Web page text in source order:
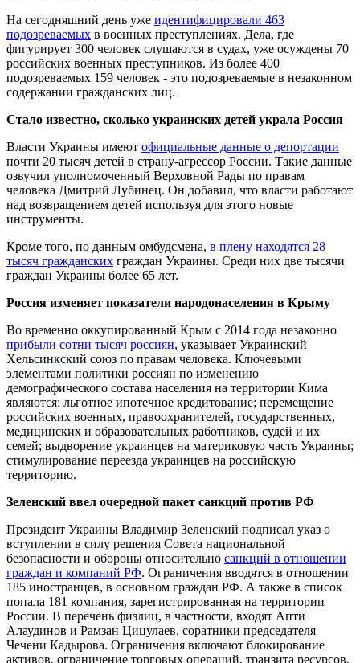
На сегодняшний день уже идентифицировали 463
подозреваемых в военных преступлениях. Дела, где
фигурирует 300 человек слушаются в судах, уже осуждены 70
российских военных преступников. Из более 400
подозреваемых 159 человек - это подозреваемые в незаконном
содержании гражданских лиц.
Стало известно, сколько украинских детей украла Россия
Власти Украины имеют официальные данные о депортации
почти 20 тысяч детей в страну-агрессор России. Такие данные
озвучил уполномоченный Верховной Рады по правам
человека Дмитрий Лубинец. Он добавил, что власти работают
над возвращением детей используя для этого новые
инструменты.
Кроме того, по данным омбудсмена, в плену находятся 28
тысяч гражданских граждан Украины. Среди них две тысячи
граждан Украины более 65 лет.
Россия изменяет показатели народонаселения в Крыму
Во временно оккупированный Крым с 2014 года незаконно
прибыли сотни тысяч россиян, указывает Украинский
Хельсинкский союз по правам человека. Ключевыми
элементами политики россиян по изменению
демографического состава населения на территории Кима
являются: льготное ипотечное кредитование; перемещение
российских военных, правоохранителей, государственных,
медицинских и образовательных работников, судей и их
семей; выдворение украинцев на материковую часть Украины;
стимулирование переезда украинцев на российскую
территорию.
Зеленский ввел очередной пакет санкций против РФ
Президент Украины Владимир Зеленский подписал указ о
вступлении в силу решения Совета национальной
безопасности и обороны относительно санкций в отношении
граждан и компаний РФ. Ограничения вводятся в отношении
185 иностранцев, в основном граждан РФ. А также в список
попала 181 компания, зарегистрированная на территории
России. В перечень физлиц, в частности, входят Апти
Алаудинов и Рамзан Цицулаев, соратники председателя
Чечени Кадырова. Ограничения включают блокирование
активов, ограничение торговых операций, транзита ресурсов,